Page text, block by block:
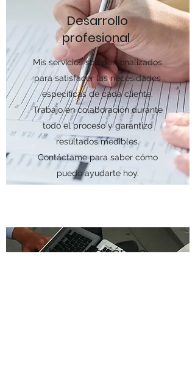
Desarrollo
profesional
Mis servicios son personalizados
para satisfacer las necesidades
específicas de cada cliente.
Trabajo en colaboración durante
todo el proceso y garantizo
resultados medibles.
Contáctame para saber cómo
puedo ayudarte hoy.
Investigación de